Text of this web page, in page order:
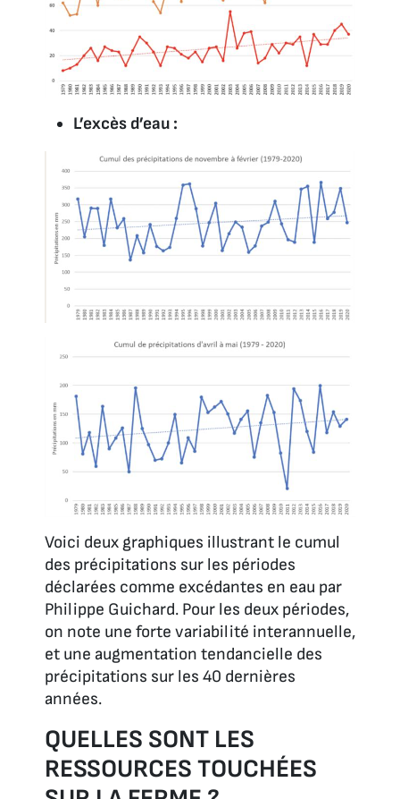
L’excès d’eau :
Voici deux graphiques illustrant le cumul
des précipitations sur les périodes
déclarées comme excédantes en eau par
Philippe Guichard. Pour les deux périodes,
on note une forte variabilité interannuelle,
et une augmentation tendancielle des
précipitations sur les 40 dernières
années.
QUELLES SONT LES
RESSOURCES TOUCHÉES